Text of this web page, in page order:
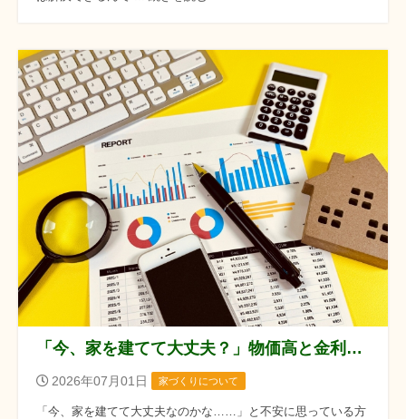
「今、家を建てて大丈夫？」物価高と金利上昇に負けない、これからの家づくり
2026年07月01日 家づくりについて
「今、家を建てて大丈夫なのかな……」と不安に思っている方